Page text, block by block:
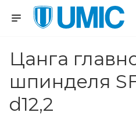
Цанга
шпинделя
d12,2